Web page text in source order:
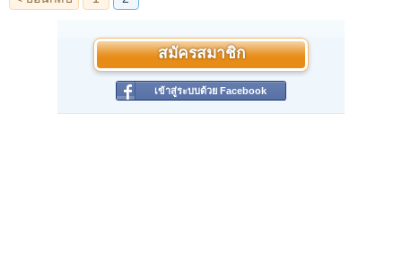
สมัครสมาชิก
เข้าสู่ระบบด้วย Facebook